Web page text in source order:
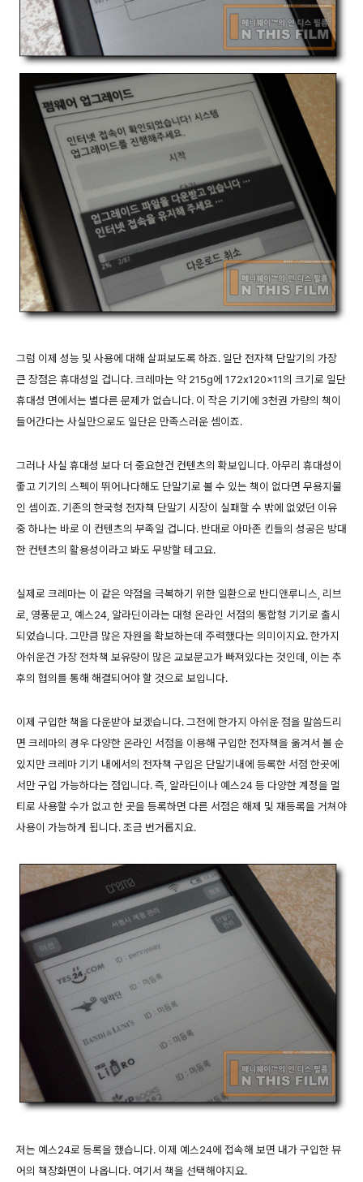
그럼 이제 성능 및 사용에 대해 살펴보도록 하죠. 일단 전자책 단말기의 가장
큰 장점은 휴대성일 겁니다. 크레마는 약 215g에 172x120x11의 크기로 일단
휴대성 면에서는 별다른 문제가 없습니다. 이 작은 기기에 3천권 가량의 책이
들어간다는 사실만으로도 일단은 만족스러운 셈이죠.
그러나 사실 휴대성 보다 더 중요한건 컨텐츠의 확보입니다. 아무리 휴대성이
좋고 기기의 스펙이 뛰어나다해도 단말기로 볼 수 있는 책이 없다면 무용지물
인 셈이죠. 기존의 한국형 전자책 단말기 시장이 실패할 수 밖에 없었던 이유
중 하나는 바로 이 컨텐츠의 부족일 겁니다. 반대로 아마존 킨들의 성공은 방대
한 컨텐츠의 활용성이라고 봐도 무방할 테고요.
실제로 크레마는 이 같은 약점을 극복하기 위한 일환으로 반디앤루니스, 리브
로, 영풍문고, 예스24, 알라딘이라는 대형 온라인 서점의 통합형 기기로 출시
되었습니다. 그만큼 많은 자원을 확보하는데 주력했다는 의미이지요. 한가지
아쉬운건 가장 전차책 보유량이 많은 교보문고가 빠져있다는 것인데, 이는 추
후의 협의를 통해 해결되어야 할 것으로 보입니다.
이제 구입한 책을 다운받아 보겠습니다. 그전에 한가지 아쉬운 점을 말씀드리
면 크레마의 경우 다양한 온라인 서점을 이용해 구입한 전자책을 옮겨서 볼 순
있지만 크레마 기기 내에서의 전자책 구입은 단말기내에 등록한 서점 한곳에
서만 구입 가능하다는 점입니다. 즉, 알라딘이나 예스24 등 다양한 계정을 멀
티로 사용할 수가 없고 한 곳을 등록하면 다른 서점은 해제 및 재등록을 거쳐야
사용이 가능하게 됩니다. 조금 번거롭지요.
저는 예스24로 등록을 했습니다. 이제 예스24에 접속해 보면 내가 구입한 뷰
어의 책장화면이 나옵니다. 여기서 책을 선택해야지요.